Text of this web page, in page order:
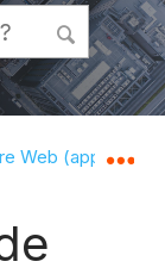
global
Web